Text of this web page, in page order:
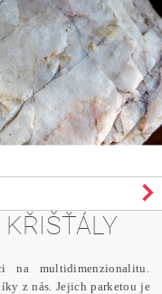
na multidimenzionalitu.
z nás. Jejich parketou je